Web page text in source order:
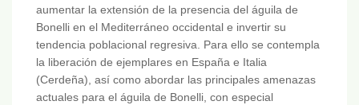
aumentar la extensión de la presencia del águila de
Bonelli en el Mediterráneo occidental e invertir su
tendencia poblacional regresiva. Para ello se contempla
la liberación de ejemplares en España e Italia
(Cerdeña), así como abordar las principales amenazas
actuales para el águila de Bonelli, con especial